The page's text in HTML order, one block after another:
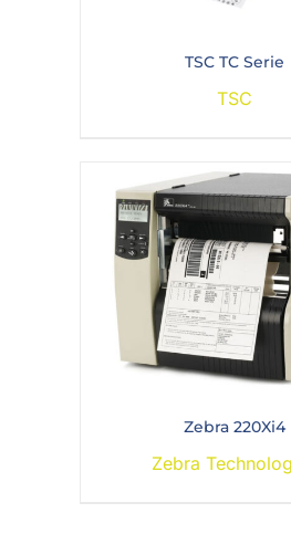
TSC TC Serie
TSC
Zebra 220Xi4
Zebra